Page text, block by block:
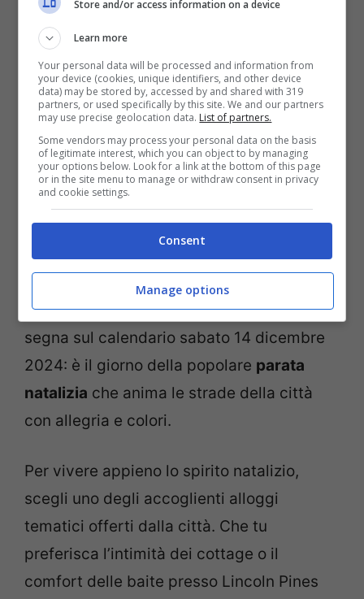
Santa’s Candy Castle – foto santaclausind.org –
viagginews.com
La celebrazione delle festività natalizie
nella città americana del Natale include
eventi unici come l’incontro con le renne al
Santa’s TOYS, le castagne arrostite al
Santa’s Candy Castle
e il viaggio
attraverso la Terra delle Luci. Inoltre,
segna sul calendario sabato 14 dicembre
2024: è il giorno della popolare parata
natalizia che anima le strade della città
con allegria e colori.
Per vivere appieno lo spirito natalizio,
scegli uno degli accoglienti alloggi
tematici offerti dalla città. Che tu
preferisca l’intimità dei cottage o il
comfort delle baite presso Lincoln Pines
Store and/or access information on a device
Learn more
Your personal data will be processed and information from
your device (cookies, unique identifiers, and other device
data) may be stored by, accessed by and shared with 319
partners, or used specifically by this site. We and our partners
may use precise geolocation data. List of partners.
Some vendors may process your personal data on the basis
of legitimate interest, which you can object to by managing
your options below. Look for a link at the bottom of this page
or in the site menu to manage or withdraw consent in privacy
and cookie settings.
Consent
Manage options